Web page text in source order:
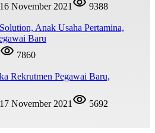
16 November 2021
9388
Anak Usaha Pertamina,
Baru
7860
Rekrutmen Pegawai Baru,
17 November 2021 5692